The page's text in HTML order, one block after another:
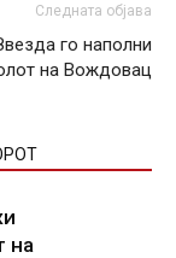
Следната објава
го наполни
на Вождовац
на